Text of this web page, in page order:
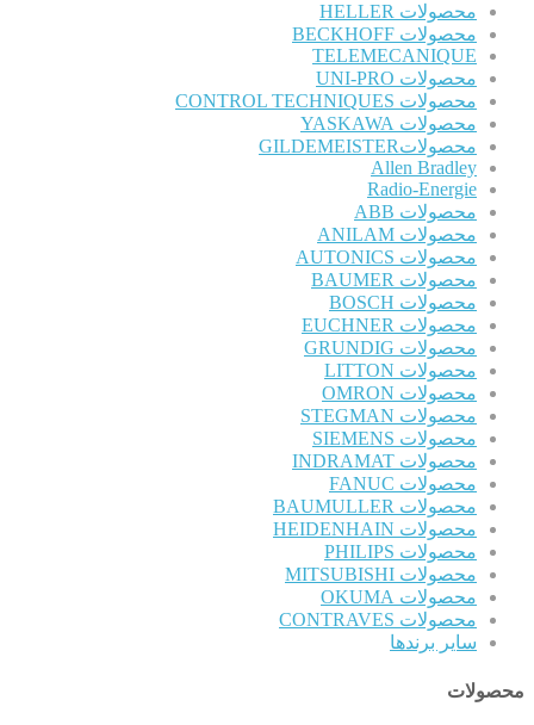
محصولات HELLER
محصولات BECKHOFF
TELEMECANIQUE
محصولات UNI-PRO
محصولات CONTROL TECHNIQUES
محصولات YASKAWA
محصولاتGILDEMEISTER
Allen Bradley
Radio-Energie
محصولات ABB
محصولات ANILAM
محصولات AUTONICS
محصولات BAUMER
محصولات BOSCH
محصولات EUCHNER
محصولات GRUNDIG
محصولات LITTON
محصولات OMRON
محصولات STEGMAN
محصولات SIEMENS
محصولات INDRAMAT
محصولات FANUC
محصولات BAUMULLER
محصولات HEIDENHAIN
محصولات PHILIPS
محصولات MITSUBISHI
محصولات OKUMA
محصولات CONTRAVES
سایر برندها
محصولات